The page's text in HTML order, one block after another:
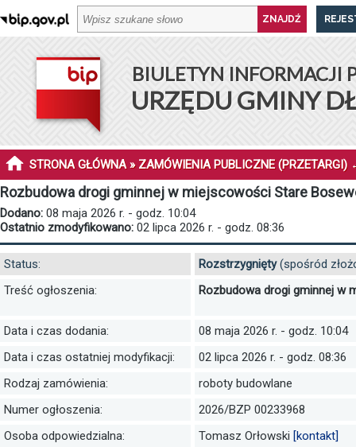
BIULETYN INFORMACJI
URZĘDU GMINY
STRONA GŁÓWNA» ZAMÓWIENIA PUBLICZNE (PRZETARGI)
Rozbudowa drogi gminnej w miejscowości Stare
Dodano: 08 maja 2026 r. - godz. 10:04
Ostatnio zmodyfikowano: 02 lipca 2026 r. - godz. 08:36
Status: Rozstrzygnięty(spośród
Treść ogłoszenia:
Rozbudowa drogi gminnej w
Data i czas dodania:
08 maja 2026 r. - godz. 10:04
Data i czas ostatniej modyfikacji:
02 lipca 2026 r. - godz. 08:36
Rodzaj zamówienia:
roboty budowlane
Numer ogłoszenia:
2026/BZP 00233968
Osoba odpowiedzialna:
Tomasz Orłowski [kontakt]